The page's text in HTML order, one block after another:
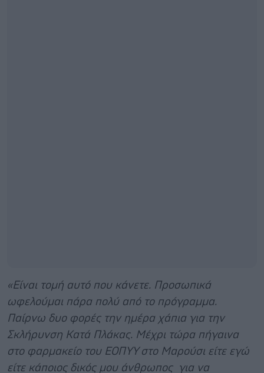
«Είναι τομή αυτό που κάνετε. Προσωπικά
ωφελούμαι πάρα πολύ από το πρόγραμμα.
Παίρνω δυο φορές την ημέρα χάπια για την
Σκλήρυνση Κατά Πλάκας. Μέχρι τώρα πήγαινα
στο φαρμακείο του ΕΟΠΥΥ στο Μαρούσι είτε εγώ
είτε κάποιος δικός μου άνθρωπος για να